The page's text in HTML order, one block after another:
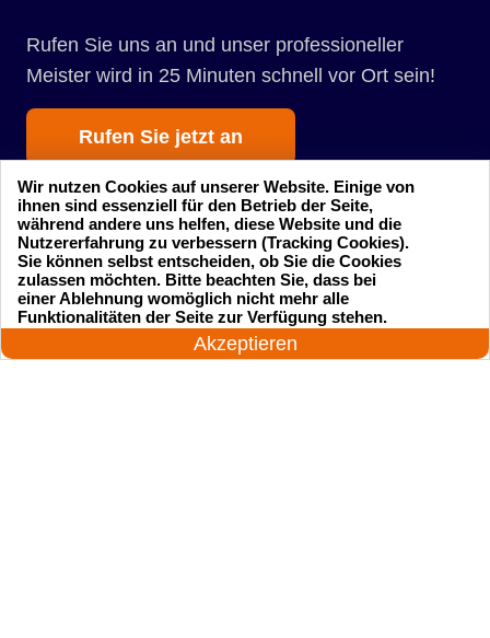
Rufen Sie uns an und unser professioneller
Meister wird in 25 Minuten schnell vor Ort sein!
Rufen Sie jetzt an
Startseite Einsatzgebiete
Preise
24 Stunden am Tag
Akzeptieren
Wir nutzen Cookies auf unserer Website. Einige von
ihnen sind essenziell für den Betrieb der Seite,
während andere uns helfen, diese Website und die
Nutzererfahrung zu verbessern (Tracking Cookies).
Sie können selbst entscheiden, ob Sie die Cookies
zulassen möchten. Bitte beachten Sie, dass bei
einer Ablehnung womöglich nicht mehr alle
Funktionalitäten der Seite zur Verfügung stehen.